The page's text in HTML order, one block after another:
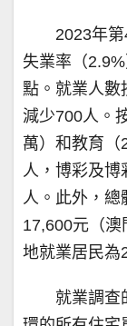
2023年
失業率（
點。就業人數
減少700人。
萬）和教育（
人，博彩及
人。此外，總
17,600元（
地就業居民為
就業調查